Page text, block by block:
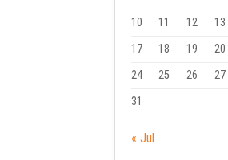
10
11 12 13
17
18 19 20
24
25 26 27
31
« Jul